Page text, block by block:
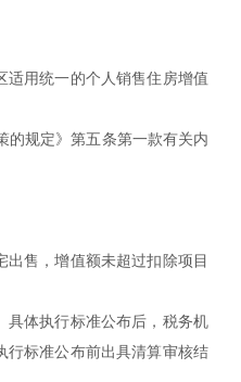
适用统一的个人销售住房增值
的规定》第五条第一款有关内
售，增值额未超过扣除项目
具体执行标准公布后，税务机
行标准公布前出具清算审核结